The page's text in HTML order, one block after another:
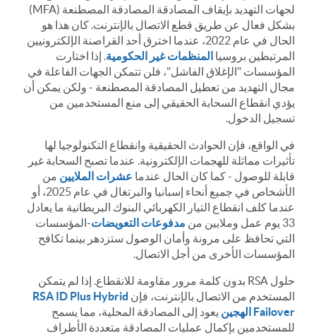
لجهات التهديد بإيقاف المصادقة المصادقة المصطنعة (MFA)
بشكل فعال عن طريق قطع الاتصال بالإنترنت. كان هذا هو
الحال في عام 2022، عندما اخترق أحد القراصنة الإلكترونيين
المرتبطين بروسيا المنظمات غير الحكومية. إذا اختارت
المؤسسات "الإغلاق الفاشل"، فلن تتمكن الجهات الفاعلة في
مجال التهديد من تعطيل المصادقة المصطنعة - ولكن يمكن أن
يؤدي انقطاع السحابة الحقيقي إلى منع المستخدمين من
تسجيل الدخول.
في الواقع، فإن الحوادث الحقيقية وانقطاع التكنولوجيا لها
تأثيرات مماثلة للهجمات الإلكترونية. عندما تصبح السحابة غير
قابلة للوصول - كما كان الحال عندما عشرات الملايين من
الأشخاص في جميع أنحاء إسبانيا والبرتغال في عام 2025، أو
عندما كلف انقطاع التيار الكهربائي البنوك البريطانية ما يعادل
33 يوم عمل وملايين من
مدفوعات التعويضات-المؤسسات
التي تحافظ على مرونة وأمان الوصول ستزدهر بينما تكافح
المؤسسات الأخرى من أجل الاتصال.
حلول RSA بدون كلمة مرور مقاومة للانقطاع. إذا لم يتمكن
المستخدم من الاتصال بالإنترنت، فإن RSA ID Plus Hybrid
Failover الهجين
يعود إلى المصادقة المحلية، مما يسمح
للمستخدمين بإكمال عمليات المصادقة متعددة الأطراف